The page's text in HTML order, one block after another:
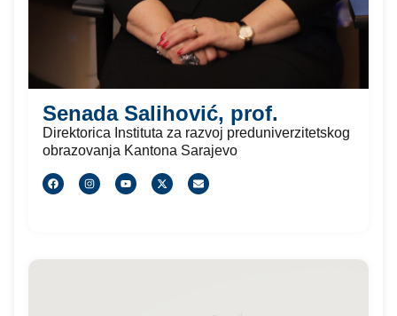
Senada Salihović, prof.
Direktorica Instituta za razvoj preduniverzitetskog
obrazovanja Kantona Sarajevo